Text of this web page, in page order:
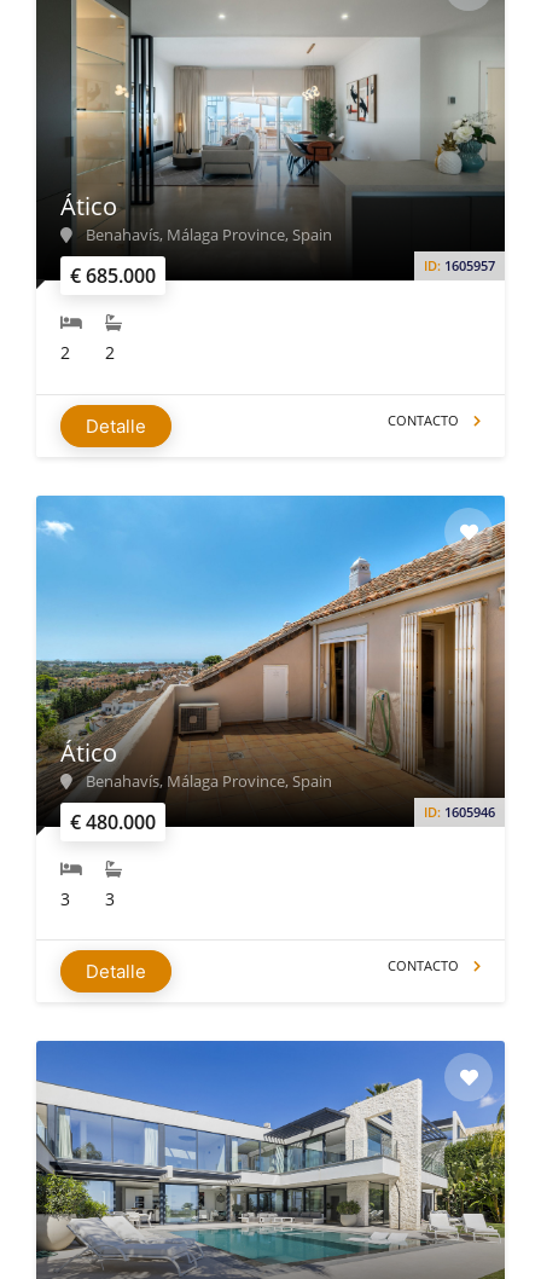
€ 685.000 ID: 1605957
Ático
Benahavís, Málaga Province, Spain
2 2
Detalle CONTACTO
€ 480.000 ID: 1605946
Ático
Benahavís, Málaga Province, Spain
3 3
Detalle CONTACTO